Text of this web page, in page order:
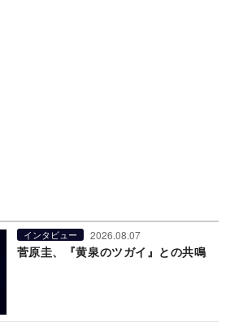
インタビュー 2026.08.07
菅原圭、『黄泉のツガイ』との共鳴